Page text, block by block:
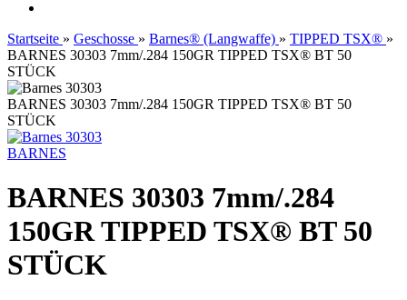
Startseite » Geschosse » Barnes® (Langwaffe) » TIPPED TSX® »
BARNES 30303 7mm/.284 150GR TIPPED TSX® BT 50
STÜCK
BARNES 30303 7mm/.284 150GR TIPPED TSX® BT 50
STÜCK
BARNES
BARNES 30303 7mm/.284
150GR TIPPED TSX® BT 50
STÜCK